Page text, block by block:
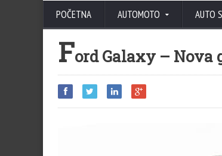
POČETNA AUTOMOTO AUTO
Ford Galaxy – Nova